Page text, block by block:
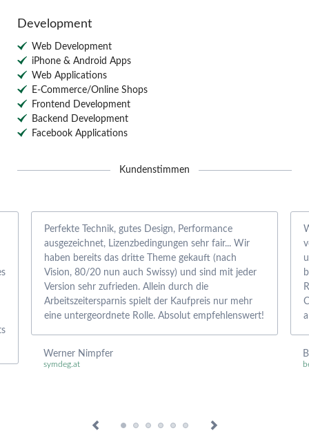
Development
Web Development
iPhone & Android Apps
Web Applications
E-Commerce/Online Shops
Frontend Development
Backend Development
Facebook Applications
Kundenstimmen
Perfekte Technik, gutes Design, Performance
ausgezeichnet, Lizenzbedingungen sehr fair... Wir
haben bereits das dritte Theme gekauft (nach
Vision, 80/20 nun auch Swissy) und sind mit jeder
Version sehr zufrieden. Allein durch die
Arbeitszeitersparnis spielt der Kaufpreis nur mehr
eine untergeordnete Rolle. Absolut empfehlenswert!
Werner Nimpfer
symdeg.at